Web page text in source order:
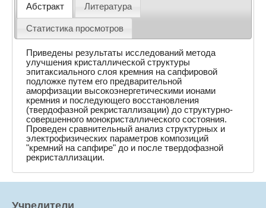
Абстракт Литература
Статистика просмотров
Приведены результаты исследований метода
улучшения кристаллической структуры
эпитаксиального слоя кремния на сапфировой
подложке путем его предварительной
аморфизации высокоэнергетическими ионами
кремния и последующего восстановления
(твердофазной рекристаллизации) до структурно-
совершенного монокристаллического состояния.
Проведен сравнительный анализ структурных и
электрофизических параметров композиций
"кремний на сапфире" до и после твердофазной
рекристаллизации.